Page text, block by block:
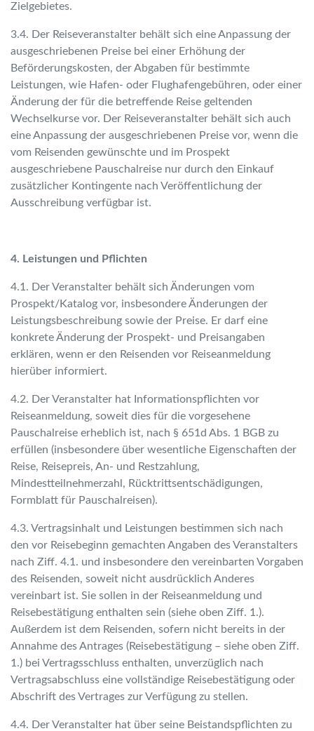
Zielgebietes.
3.4. Der Reiseveranstalter behält sich eine Anpassung der
ausgeschriebenen Preise bei einer Erhöhung der
Beförderungskosten, der Abgaben für bestimmte
Leistungen, wie Hafen- oder Flughafengebühren, oder einer
Änderung der für die betreffende Reise geltenden
Wechselkurse vor. Der Reiseveranstalter behält sich auch
eine Anpassung der ausgeschriebenen Preise vor, wenn die
vom Reisenden gewünschte und im Prospekt
ausgeschriebene Pauschalreise nur durch den Einkauf
zusätzlicher Kontingente nach Veröffentlichung der
Ausschreibung verfügbar ist.
4. Leistungen und Pflichten
4.1. Der Veranstalter behält sich Änderungen vom
Prospekt/Katalog vor, insbesondere Änderungen der
Leistungsbeschreibung sowie der Preise. Er darf eine
konkrete Änderung der Prospekt- und Preisangaben
erklären, wenn er den Reisenden vor Reiseanmeldung
hierüber informiert.
4.2. Der Veranstalter hat Informationspflichten vor
Reiseanmeldung, soweit dies für die vorgesehene
Pauschalreise erheblich ist, nach § 651d Abs. 1 BGB zu
erfüllen (insbesondere über wesentliche Eigenschaften der
Reise, Reisepreis, An- und Restzahlung,
Mindestteilnehmerzahl, Rücktrittsentschädigungen,
Formblatt für Pauschalreisen).
4.3. Vertragsinhalt und Leistungen bestimmen sich nach
den vor Reisebeginn gemachten Angaben des Veranstalters
nach Ziff. 4.1. und insbesondere den vereinbarten Vorgaben
des Reisenden, soweit nicht ausdrücklich Anderes
vereinbart ist. Sie sollen in der Reiseanmeldung und
Reisebestätigung enthalten sein (siehe oben Ziff. 1.).
Außerdem ist dem Reisenden, sofern nicht bereits in der
Annahme des Antrages (Reisebestätigung – siehe oben Ziff.
1.) bei Vertragsschluss enthalten, unverzüglich nach
Vertragsabschluss eine vollständige Reisebestätigung oder
Abschrift des Vertrages zur Verfügung zu stellen.
4.4. Der Veranstalter hat über seine Beistandspflichten zu